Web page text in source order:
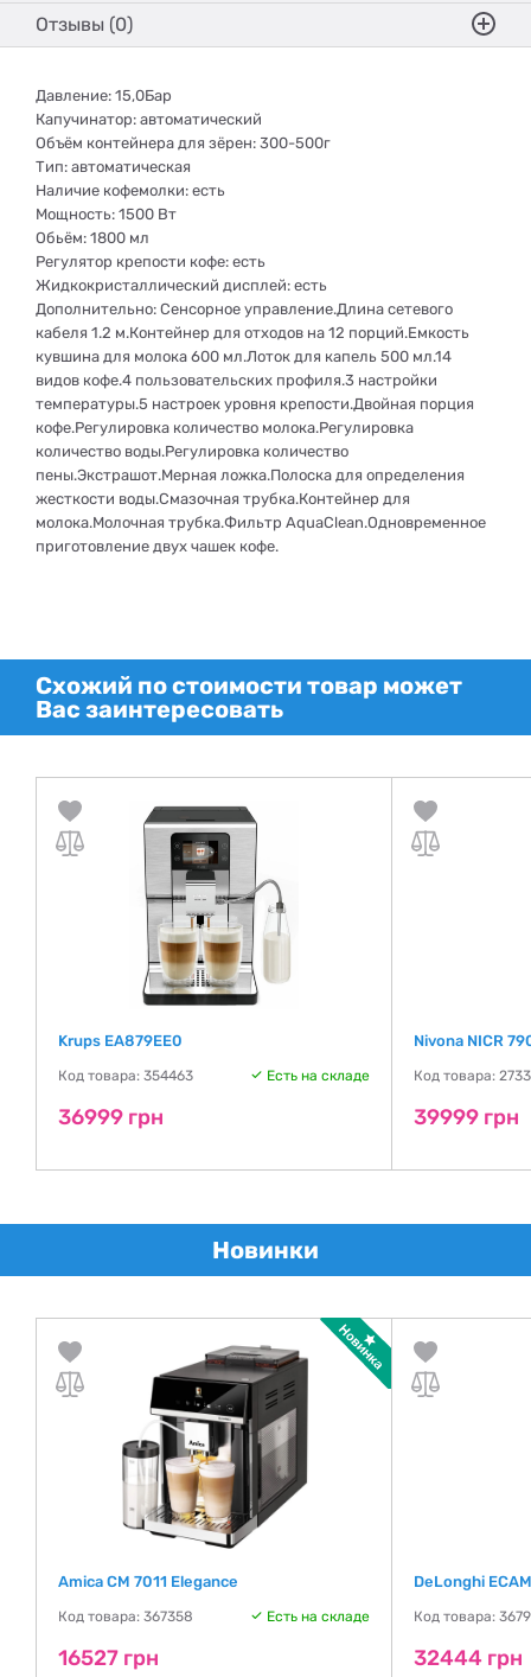
Отзывы (0)
Давление: 15,0Бар
Капучинатор: автоматический
Объём контейнера для зёрен: 300-500г
Тип: автоматическая
Наличие кофемолки: есть
Мощность: 1500 Вт
Обьём: 1800 мл
Регулятор крепости кофе: есть
Жидкокристаллический дисплей: есть
Дополнительно: Сенсорное управление.Длина сетевого
кабеля 1.2 м.Контейнер для отходов на 12 порций.Емкость
кувшина для молока 600 мл.Лоток для капель 500 мл.14
видов кофе.4 пользовательских профиля.3 настройки
температуры.5 настроек уровня крепости.Двойная порция
кофе.Регулировка количество молока.Регулировка
количество воды.Регулировка количество
пены.Экстрашот.Мерная ложка.Полоска для определения
жесткости воды.Смазочная трубка.Контейнер для
молока.Молочная трубка.Фильтр AquaClean.Одновременное
приготовление двух чашек кофе.
Схожий по стоимости товар может
Вас заинтересовать
Krups EA879EE0
Код товара: 354463 Есть на складе
36999 грн
Nivona NICR
Код товара:
39999 грн
Новинки
Amica CM 7011 Elegance
Код товара: 367358 Есть на складе
16527 грн
DeLonghi
Код товара:
32444 грн